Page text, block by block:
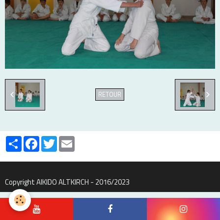
RETOUR
PartagerFacebook
Twitter
Copyright AIKIDO ALTKIRCH - 2016/2023